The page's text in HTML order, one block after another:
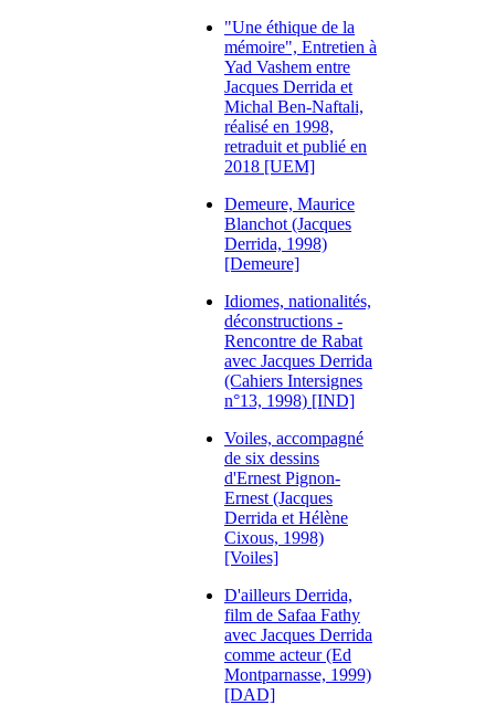
"Une éthique de la
mémoire", Entretien à
Yad Vashem entre
Jacques Derrida et
Michal Ben-Naftali,
réalisé en 1998,
retraduit et publié en
2018 [UEM]
Demeure, Maurice
Blanchot (Jacques
Derrida, 1998)
[Demeure]
Idiomes, nationalités,
déconstructions -
Rencontre de Rabat
avec Jacques Derrida
(Cahiers Intersignes
n°13, 1998) [IND]
Voiles, accompagné
de six dessins
d'Ernest Pignon-
Ernest (Jacques
Derrida et Hélène
Cixous, 1998)
[Voiles]
D'ailleurs Derrida,
film de Safaa Fathy
avec Jacques Derrida
comme acteur (Ed
Montparnasse, 1999)
[DAD]